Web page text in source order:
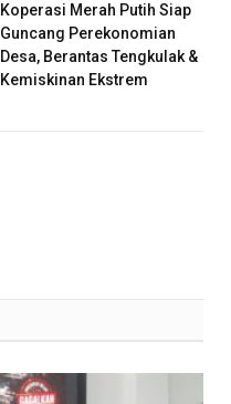
Koperasi Merah Putih Siap
Guncang Perekonomian
Desa, Berantas Tengkulak &
Kemiskinan Ekstrem